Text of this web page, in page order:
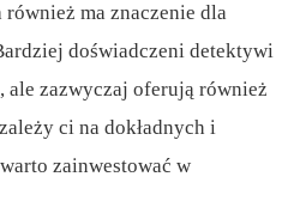
ma znaczenie dla
doświadczeni detektywi
ale zazwyczaj oferują również
ci na dokładnych i
zainwestować w